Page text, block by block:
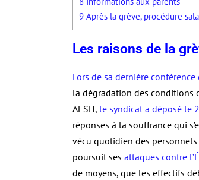
9 Après la grève, procédure
Les raisons de la
Lors de sa dernière
la dégradation des conditions
AESH, le syndicat a déposé le
réponses à la souffrance qui
vécu quotidien des
poursuit ses attaques contre
de moyens, que les effectifs